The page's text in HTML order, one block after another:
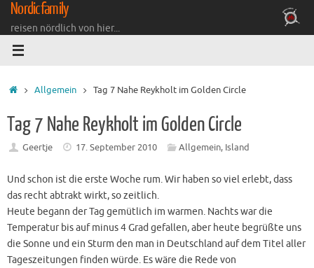
Zum
Inhalt
springen
Nordicfamily
reisen nördlich von hier...
Startseite
Allgemein Tag 7 Nahe Reykholt im Golden Circle
Tag 7 Nahe Reykholt im Golden Circle
Geertje 17. September 2010 Allgemein, Island
Und schon ist die erste Woche rum. Wir haben so viel erlebt, dass
das recht abtrakt wirkt, so zeitlich.
Heute begann der Tag gemütlich im warmen. Nachts war die
Temperatur bis auf minus 4 Grad gefallen, aber heute begrüßte uns
die Sonne und ein Sturm den man in Deutschland auf dem Titel aller
Tageszeitungen finden würde. Es wäre die Rede von